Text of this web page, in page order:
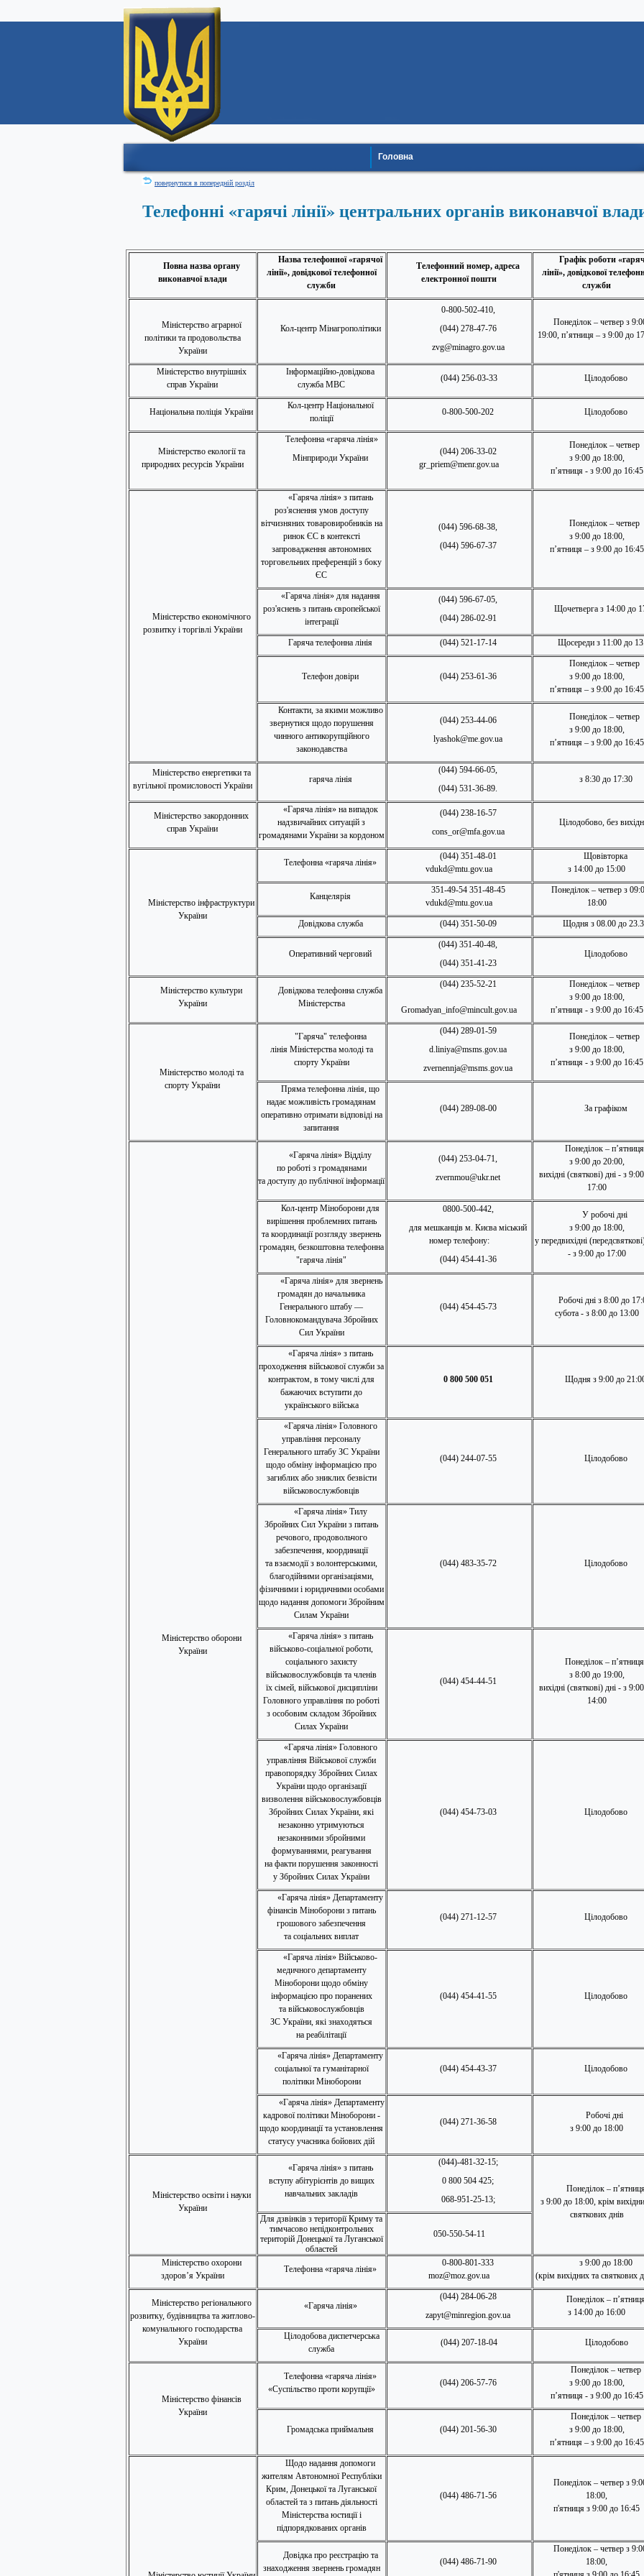
Головна
повернутися в попередній розділ
Телефонні «гарячі лінії» центральних органів виконавчої
Повна назва органу
виконавчої влади
Назва телефонної «гарячої
лінії», довідкової телефонної
служби
Телефонний номер, адреса
електронної пошти
Графік роботи
лінії», довідкової
служби
Міністерство аграрної
політики та продовольства
України
Кол-центр Мінагрополітики
0-800-502-410,
(044) 278-47-76
zvg@minagro.gov.ua
Понеділок – четвер з
19:00, п’ятниця – з 9:00 до
Міністерство внутрішніх
справ України
Інформаційно-довідкова
служба МВС
(044) 256-03-33 Цілодобово
Національна поліція України
Кол-центр Національної
поліції
0-800-500-202 Цілодобово
Міністерство екології та
природних ресурсів України
Телефонна «гаряча лінія»
Мінприроди України
(044) 206-33-02
gr_priem@menr.gov.ua
Понеділок – четвер
з 9:00 до 18:00,
п’ятниця - з 9:00 до 16:45
Міністерство економічного
розвитку і торгівлі України
«Гаряча лінія» з питань
роз'яснення умов доступу
вітчизняних товаровиробників на
ринок ЄС в контексті
запровадження автономних
торговельних преференцій з боку
ЄС
(044) 596-68-38,
(044) 596-67-37
Понеділок – четвер
з 9:00 до 18:00,
п’ятниця – з 9:00 до 16:45
«Гаряча лінія» для надання
роз'яснень з питань європейської
інтеграції
(044) 596-67-05,
(044) 286-02-91
Щочетверга з 14:00 до
Гаряча телефонна лінія (044) 521-17-14 Щосереди з 11:00 до
Телефон довіри (044) 253-61-36
Понеділок – четвер
з 9:00 до 18:00,
п’ятниця – з 9:00 до 16:45
Контакти, за якими можливо
звернутися щодо порушення
чинного антикорупційного
законодавства
(044) 253-44-06
lyashok@me.gov.ua
Понеділок – четвер
з 9:00 до 18:00,
п’ятниця – з 9:00 до 16:45
Міністерство енергетики та
вугільної промисловості України
гаряча лінія
(044) 594-66-05,
(044) 531-36-89.
з 8:30 до 17:30
Міністерство закордонних
справ України
«Гаряча лінія» на випадок
надзвичайних ситуацій з
громадянами України за кордоном
(044) 238-16-57
cons_or@mfa.gov.ua
Цілодобово, без
Міністерство інфраструктури
України
Телефонна «гаряча лінія»
(044) 351-48-01
vdukd@mtu.gov.ua
Щовівторка
з 14:00 до 15:00
Канцелярія
351-49-54 351-48-45
vdukd@mtu.gov.ua
Понеділок – четвер з
18:00
Довідкова служба (044) 351-50-09 Щодня з 08.00 до
Оперативний черговий
(044) 351-40-48,
(044) 351-41-23
Цілодобово
Міністерство культури
України
Довідкова телефонна служба
Міністерства
(044) 235-52-21
Gromadyan_info@mincult.gov.ua
Понеділок – четвер
з 9:00 до 18:00,
п’ятниця - з 9:00 до 16:45
Міністерство молоді та
спорту України
"Гаряча" телефонна
лінія Міністерства молоді та
спорту України
(044) 289-01-59
d.liniya@msms.gov.ua
zvernennja@msms.gov.ua
Понеділок – четвер
з 9:00 до 18:00,
п’ятниця - з 9:00 до 16:45
Пряма телефонна лінія, що
надає можливість громадянам
оперативно отримати відповіді на
запитання
(044) 289-08-00 За графіком
Міністерство оборони
України
«Гаряча лінія» Відділу
по роботі з громадянами
та доступу до публічної інформації
(044) 253-04-71,
zvernmou@ukr.net
Понеділок – п’ятниця
з 9:00 до 20:00,
вихідні (святкові) дні - з
17:00
Кол-центр Міноборони для
вирішення проблемних питань
та координації розгляду звернень
громадян, безкоштовна телефонна
"гаряча лінія"
0800-500-442,
для мешканців м. Києва міський
номер телефону:
(044) 454-41-36
У робочі дні
з 9:00 до 18:00,
у передвихідні
- з 9:00 до 17:00
«Гаряча лінія» для звернень
громадян до начальника
Генерального штабу —
Головнокомандувача Збройних
Сил України
(044) 454-45-73
Робочі дні з 8:00 до
субота - з 8:00 до 13:00
«Гаряча лінія» з питань
проходження військової служби за
контрактом, в тому числі для
бажаючих вступити до
українського війська
0 800 500 051 Щодня з 9:00 до
«Гаряча лінія» Головного
управління персоналу
Генерального штабу ЗС України
щодо обміну інформацією про
загиблих або зниклих безвісти
військовослужбовців
(044) 244-07-55 Цілодобово
«Гаряча лінія» Тилу
Збройних Сил України з питань
речового, продовольчого
забезпечення, координації
та взаємодії з волонтерськими,
благодійними організаціями,
фізичними і юридичними особами
щодо надання допомоги Збройним
Силам України
(044) 483-35-72 Цілодобово
«Гаряча лінія» з питань
військово-соціальної роботи,
соціального захисту
військовослужбовців та членів
їх сімей, військової дисципліни
Головного управління по роботі
з особовим складом Збройних
Силах України
(044) 454-44-51
Понеділок – п’ятниця
з 8:00 до 19:00,
вихідні (святкові) дні - з
14:00
«Гаряча лінія» Головного
управління Військової служби
правопорядку Збройних Силах
України щодо організації
визволення військовослужбовців
Збройних Силах України, які
незаконно утримуються
незаконними збройними
формуваннями, реагування
на факти порушення законності
у Збройних Силах України
(044) 454-73-03 Цілодобово
«Гаряча лінія» Департаменту
фінансів Міноборони з питань
грошового забезпечення
та соціальних виплат
(044) 271-12-57 Цілодобово
«Гаряча лінія» Військово-
медичного департаменту
Міноборони щодо обміну
інформацією про поранених
та військовослужбовців
ЗС України, які знаходяться
на реабілітації
(044) 454-41-55 Цілодобово
«Гаряча лінія» Департаменту
соціальної та гуманітарної
політики Міноборони
(044) 454-43-37 Цілодобово
«Гаряча лінія» Департаменту
кадрової політики Міноборони -
щодо координації та установлення
статусу учасника бойових дій
(044) 271-36-58
Робочі дні
з 9:00 до 18:00
Міністерство освіти і науки
України
«Гаряча лінія» з питань
вступу абітурієнтів до вищих
навчальних закладів
(044)-481-32-15;
0 800 504 425;
068-951-25-13;
Понеділок –
з 9:00 до 18:00, крім
святкових днів
Для дзвінків з території Криму та
тимчасово непідконтрольних
територій Донецької та Луганської
областей
050-550-54-11
Міністерство охорони
здоров’я України
Телефонна «гаряча лінія»
0-800-801-333
moz@moz.gov.ua
з 9:00 до 18:00
(крім вихідних та святкових
Міністерство регіонального
розвитку, будівництва та житлово-
комунального господарства
України
«Гаряча лінія»
(044) 284-06-28
zapyt@minregion.gov.ua
Понеділок –
з 14:00 до 16:00
Цілодобова диспетчерська
служба
(044) 207-18-04 Цілодобово
Міністерство фінансів
України
Телефонна «гаряча лінія»
«Суспільство проти корупції»
(044) 206-57-76
Понеділок – четвер
з 9:00 до 18:00,
п’ятниця - з 9:00 до 16:45
Громадська приймальня (044) 201-56-30
Понеділок – четвер
з 9:00 до 18:00,
п’ятниця – з 9:00 до 16:45
Щодо надання допомоги
жителям Автономної Республіки
Крим, Донецької та Луганської
областей та з питань діяльності
Міністерства юстиції і
підпорядкованих органів
(044) 486-71-56
Понеділок – четвер з
18:00,
п'ятниця з 9:00 до 16:45
Довідка про реєстрацію та
знаходження звернень громадян
(044) 486-71-90
Понеділок – четвер з
18:00,